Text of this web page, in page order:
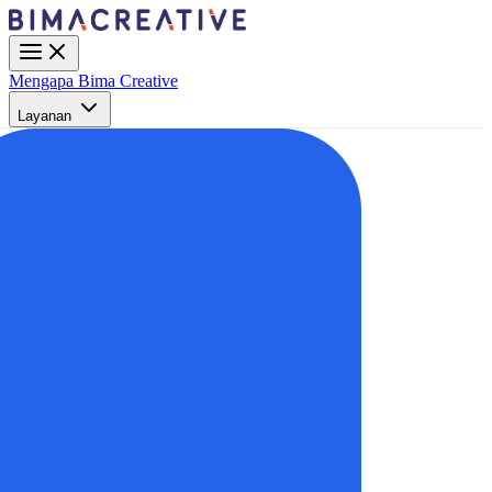
Mengapa Bima Creative
Layanan